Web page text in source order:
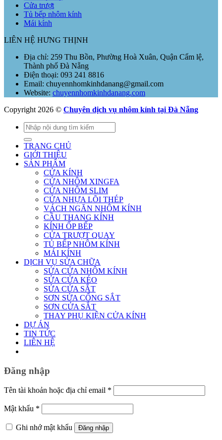
Cửa trượt
Tủ bếp nhôm kính
Mái kính
LIÊN HỆ HƯNG THỊNH
Địa chỉ: 259 Thu Bồn, Phường Hoà Xuân, Quận Cẩm lệ,
Thành phố Đà Nẵng
Điện thoại: 093 241 8816
Email: chuyennhomkinhdanang@gmail.com
Website: chuyennhomkinhdanang.com
Copyright 2026 © Chuyên dịch vụ nhôm kính tại Đà Nẵng
Tìm
kiếm:
TRANG CHỦ
GIỚI THIỆU
SẢN PHẨM
CỬA KÍNH
CỬA NHÔM XINGFA
CỬA NHÔM SLIM
CỬA NHỰA LÕI THÉP
VÁCH NGĂN NHÔM KÍNH
CẦU THANG KÍNH
KÍNH ỐP BẾP
CỬA TRƯỢT QUAY
TỦ BẾP NHÔM KÍNH
MÁI KÍNH
DỊCH VỤ SỬA CHỮA
SỬA CỬA NHÔM KÍNH
SỬA CỬA KÉO
SỬA CỬA SẮT
SƠN SỬA CỔNG SẮT
SƠN CỬA SẮT
THAY PHỤ KIỆN CỬA KÍNH
DỰ ÁN
TIN TỨC
LIÊN HỆ
Đăng nhập
Tên tài khoản hoặc địa chỉ email *
buộc
Mật khẩu *
buộc
Ghi nhớ mật khẩu
Đăng nhập